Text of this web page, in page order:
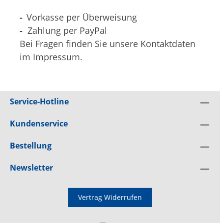
- Vorkasse per Überweisung
- Zahlung per PayPal
Bei Fragen finden Sie unsere Kontaktdaten
im Impressum.
Service-Hotline
Kundenservice
Bestellung
Newsletter
Vertrag Widerrufen